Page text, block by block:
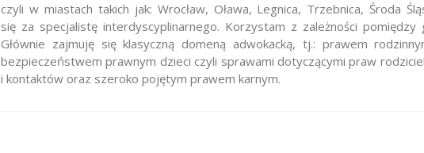
czyli w miastach takich jak: Wrocław, Oława, Legnica, Trzebnica, Środa
się za specjalistę interdyscyplinarnego. Korzystam z zależności pomiędzy
Głównie zajmuję się klasyczną domeną adwokacką, tj.: prawem
bezpieczeństwem prawnym dzieci czyli sprawami dotyczącymi praw
i kontaktów oraz szeroko pojętym prawem karnym.